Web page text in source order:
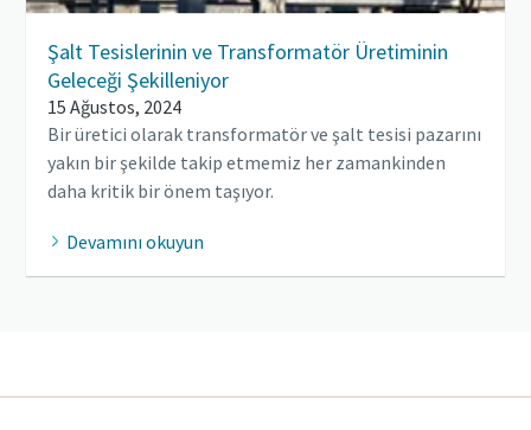
Şalt Tesislerinin ve Transformatör Üretiminin
Geleceği Şekilleniyor
15 Ağustos, 2024
Bir üretici olarak transformatör ve şalt tesisi pazarını
yakın bir şekilde takip etmemiz her zamankinden
daha kritik bir önem taşıyor.
Devamını okuyun